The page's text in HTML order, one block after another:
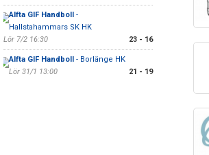
Alfta GIF Handboll-
Hallstahammars SK HK
Lör 7/2 16:30
23 - 16
Alfta GIF Handboll- Borlänge HK
Lör 31/1 13:00
21 - 19